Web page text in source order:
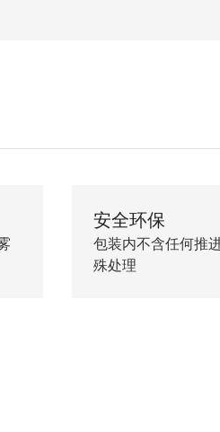
安全环保
包装内不含任何推
殊处理